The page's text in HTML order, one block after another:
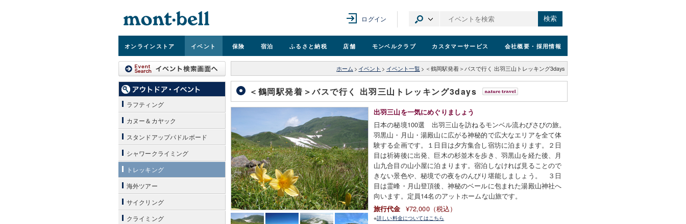
ログイン 検索
オンラインストア イベント 保険 宿泊 ふるさと納税 店舗 モンベルクラブ カスタマーサービス 会社概要 ・採用情報
ホーム > イベント > イベント一覧 > ＜鶴岡駅発着＞バスで行く 出羽三山トレッキング3days
＜鶴岡駅発着＞バスで行く 出羽三山トレッキング3days
出羽三山を一気にめぐりましょう
日本の秘境100選 出羽三山を訪ねるモンベル流わびさびの旅。
羽黒山・月山・湯殿山に広がる神秘的で広大なエリアを全て体
験する企画です。１日目は夕方集合し宿坊に泊まります。２日
目は祈祷後に出発、巨木の杉並木を歩き、羽黒山を経た後、月
山九合目の山小屋に泊まります。宿泊しなければ見ることので
きない景色や、秘境での夜をのんびり堪能しましょう。 ３日
目は霊峰・月山登頂後、神秘のベールに包まれた湯殿山神社へ
向います。定員14名のアットホームな山旅です。
旅行代金 ¥72,000（税込）
※詳しい料金についてはこちら
ラフティング
カヌー＆カヤック
スタンドアップパドルボード
シャワークライミング
トレッキング
海外ツアー
サイクリング
クライミング